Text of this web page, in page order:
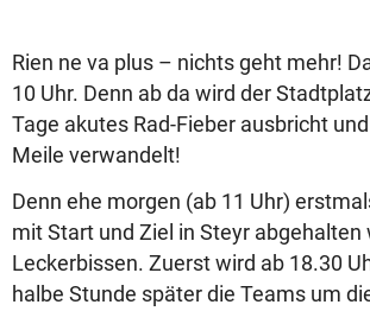
Rien ne va plus – nichts geht mehr!
10 Uhr. Denn ab da wird der
Tage akutes Rad-Fieber ausbricht
Meile verwandelt!
Denn ehe morgen (ab 11 Uhr)
mit Start und Ziel in Steyr
Leckerbissen. Zuerst wird ab 18.30
halbe Stunde später die Teams um